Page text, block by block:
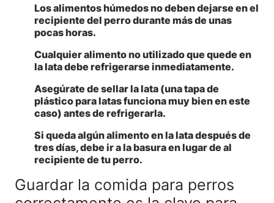
Los alimentos húmedos no deben dejarse en el
recipiente del perro durante más de unas
pocas horas.
Cualquier alimento no utilizado que quede en
la lata debe refrigerarse inmediatamente.
Asegúrate de sellar la lata (una tapa de
plástico para latas funciona muy bien en este
caso) antes de refrigerarla.
Si queda algún alimento en la lata después de
tres días, debe ir a la basura en lugar de al
recipiente de tu perro.
Guardar la comida para perros